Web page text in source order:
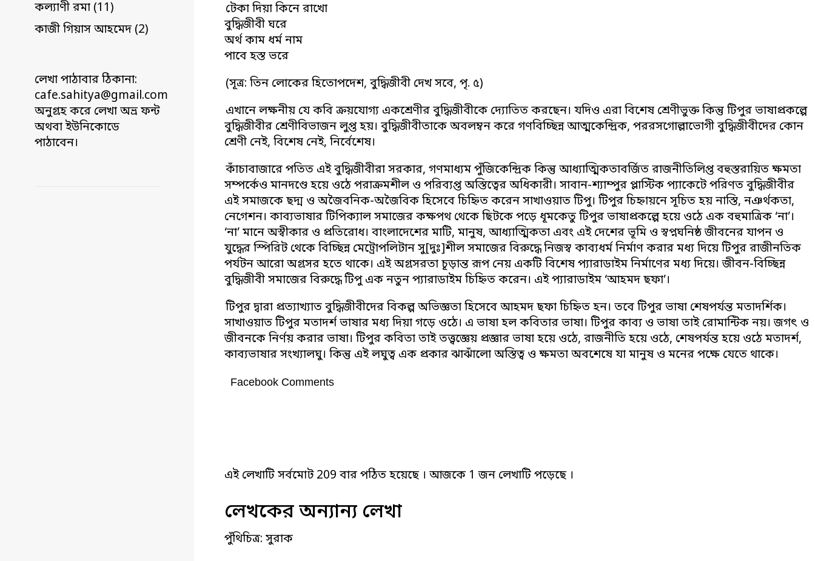
কল্যাণী রমা (11)
কাজী গিয়াস আহমেদ (2)
লেখা পাঠাবার ঠিকানা:
cafe.sahitya@gmail.com
অনুগ্রহ করে লেখা অভ্র ফন্ট
অথবা ইউনিকোডে
পাঠাবেন।
টেকা দিয়া কিনে রাখো
বুদ্ধিজীবী ঘরে
অর্থ কাম ধর্ম নাম
পাবে হস্ত ভরে
(সূত্র: তিন লোকের হিতোপদেশ, বুদ্ধিজীবী দেখ সবে, পৃ. ৫)
এখানে লক্ষনীয় যে কবি ক্রয়যোগ্য একশ্রেণীর বুদ্ধিজীবীকে দ্যোতিত করছেন। যদিও এরা বিশেষ শ্রেণীভুক্ত কিন্তু টিপুর ভাষাপ্রকল্পে
বুদ্ধিজীবীর শ্রেণীবিভাজন লুপ্ত হয়। বুদ্ধিজীবীতাকে অবলম্বন করে গণবিচ্ছিন্ন আত্মকেন্দ্রিক, পররসগোল্লাভোগী বুদ্ধিজীবীদের কোন
শ্রেণী নেই, বিশেষ নেই, নির্বেশেষ।
কাঁচাবাজারে পতিত এই বুদ্ধিজীবীরা সরকার, গণমাধ্যম পুঁজিকেন্দ্রিক কিন্তু আধ্যাত্মিকতাবর্জিত রাজনীতিলিপ্ত বহুস্তরায়িত ক্ষমতা
সম্পর্কেও মানদণ্ডে হয়ে ওঠে পরাক্রমশীল ও পরিব্যপ্ত অস্তিত্বের অধিকারী। সাবান-শ্যাম্পুর প্লাস্টিক প্যাকেটে পরিণত বুদ্ধিজীবীর
এই সমাজকে ছদ্ম ও অজৈবনিক-অজৈবিক হিসেবে চিহ্নিত করেন সাখাওয়াত টিপু। টিপুর চিহ্নায়নে সূচিত হয় নাস্তি, নঞর্থকতা,
নেগেশন। কাব্যভাষার টিপিক্যাল সমাজের কক্ষপথ থেকে ছিটকে পড়ে ধূমকেতু টিপুর ভাষাপ্রকল্পে হয়ে ওঠে এক বহুমাত্রিক ‘না’।
‘না’ মানে অস্বীকার ও প্রতিরোধ। বাংলাদেশের মাটি, মানুষ, আধ্যাত্মিকতা এবং এই দেশের ভূমি ও স্বপ্নঘনিষ্ঠ জীবনের যাপন ও
যুদ্ধের স্পিরিট থেকে বিচ্ছিন্ন মেট্রোপলিটান সু[দুঃ]শীল সমাজের বিরুদ্ধে নিজস্ব কাব্যধর্ম নির্মাণ করার মধ্য দিয়ে টিপুর রাজীনতিক
পর্যটন আরো অগ্রসর হতে থাকে। এই অগ্রসরতা চূড়ান্ত রূপ নেয় একটি বিশেষ প্যারাডাইম নির্মাণের মধ্য দিয়ে। জীবন-বিচ্ছিন্ন
বুদ্ধিজীবী সমাজের বিরুদ্ধে টিপু এক নতুন প্যারাডাইম চিহ্নিত করেন। এই প্যারাডাইম ‘আহমদ ছফা’।
টিপুর দ্বারা প্রত্যাখ্যাত বুদ্ধিজীবীদের বিকল্প অভিজ্ঞতা হিসেবে আহমদ ছফা চিহ্নিত হন। তবে টিপুর ভাষা শেষপর্যন্ত মতাদর্শিক।
সাখাওয়াত টিপুর মতাদর্শ ভাষার মধ্য দিয়া গড়ে ওঠে। এ ভাষা হল কবিতার ভাষা। টিপুর কাব্য ও ভাষা তাই রোমান্টিক নয়। জগৎ ও
জীবনকে নির্ণয় করার ভাষা। টিপুর কবিতা তাই তত্ত্বজ্ঞেয় প্রজ্ঞার ভাষা হয়ে ওঠে, রাজনীতি হয়ে ওঠে, শেষপর্যন্ত হয়ে ওঠে মতাদর্শ,
কাব্যভাষার সংখ্যালঘু। কিন্তু এই লঘুত্ব এক প্রকার ঝাঝাঁলো অস্তিত্ব ও ক্ষমতা অবশেষে যা মানুষ ও মনের পক্ষে যেতে থাকে।
Facebook Comments
এই লেখাটি সর্বমোট 209 বার পঠিত হয়েছে । আজকে 1 জন লেখাটি পড়েছে ।
লেখকের অন্যান্য লেখা
পুঁথিচিত্র: সুরাক